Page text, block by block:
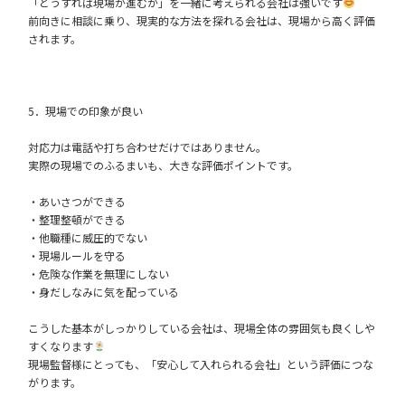
前向きに相談に乗り、現実的な方法を探れる会社は、現場から高く評価
されます。
5．現場での印象が良い
対応力は電話や打ち合わせだけではありません。
実際の現場でのふるまいも、大きな評価ポイントです。
・あいさつができる
・整理整頓ができる
・他職種に威圧的でない
・現場ルールを守る
・危険な作業を無理にしない
・身だしなみに気を配っている
こうした基本がしっかりしている会社は、現場全体の雰囲気も良くしや
すくなります
現場監督様にとっても、「安心して入れられる会社」という評価につな
がります。